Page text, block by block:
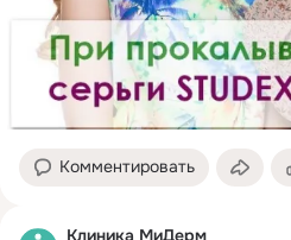
Комментировать
Клиника МиДерм